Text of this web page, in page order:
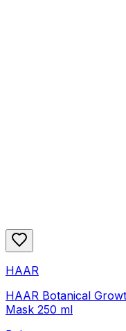
HAAR
HAAR Botanical
Mask 250 ml